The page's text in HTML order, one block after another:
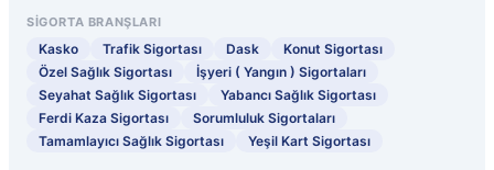
SIGORTA BRANŞLARI
Kasko Trafik Sigortası Dask
Konut Sigortası
Özel Sağlık Sigortası
İşyeri ( Yangın ) Sigortaları
Seyahat Sağlık Sigortası
Yabancı Sağlık Sigortası
Ferdi Kaza Sigortası
Sorumluluk Sigortaları
Tamamlayıcı Sağlık Sigortası
Yeşil Kart Sigortası